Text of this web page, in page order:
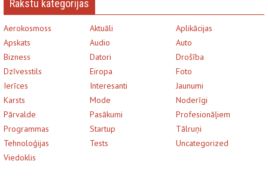
Rakstu kategorijas
Aerokosmoss Aktuāli
Aplikācijas
Apskats
Audio
Auto
Bizness
Datori
Drošība
Dzīvesstils
Eiropa
Foto
Ierīces
Interesanti
Jaunumi
Karsts
Mode
Noderīgi
Pārvalde
Pasākumi
Profesionāļiem
Programmas
Startup
Tālruņi
Tehnoloģijas
Tests
Uncategorized
Viedoklis